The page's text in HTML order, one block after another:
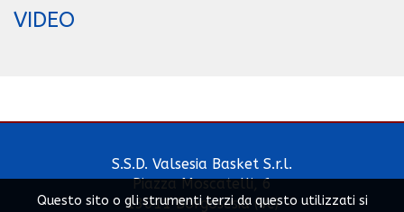
VIDEO
S.S.D. Valsesia Basket S.r.l.
Piazza Moscatelli, 6
13011 Borgosesia (Vc)
Questo sito o gli strumenti terzi da questo utilizzati si